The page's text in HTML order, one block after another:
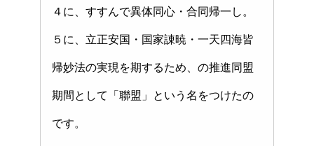
４に、すすんで異体同心・合同帰一し。
５に、立正安国・国家諌暁・一天四海皆
帰妙法の実現を期するため、の推進同盟
期間として「聯盟」という名をつけたの
です。